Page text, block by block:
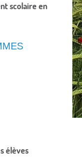
scolaire en
élèves